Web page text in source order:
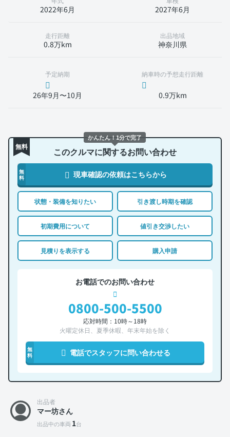
2022年6月 2027年6月
走行距離
0.8万km
出品地域
神奈川県
予定納期
26年9月〜10月
納車時の予想走行距離
0.9万km
無料 このクルマに関するお問い合わせ
無
料
現車確認の依頼はこちらから
状態・装備を知りたい 引き渡し時期を確認
初期費用について 値引き交渉したい
見積りを表示する 購入申請
お電話でのお問い合わせ
0800-500-5500
応対時間：10時～18時
火曜定休日、夏季休暇、年末年始を除く
無
料
電話でスタッフに問い合わせる
出品者
マー坊さん
出品中の車両 1台
かんたん！1分で完了